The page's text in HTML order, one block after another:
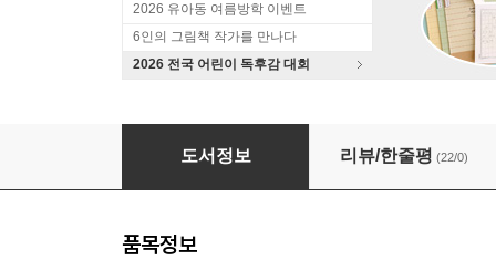
2026 유아동 여름방학 이벤트
6인의 그림책 작가를 만나다
2026 전국 어린이 독후감 대회
할머니를 팔았어요
도서정보 리뷰/한줄평 (22/0)
품목정보